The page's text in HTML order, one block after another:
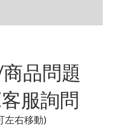
品問題
服詢問
左右移動)